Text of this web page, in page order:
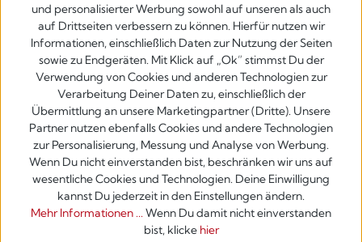
und personalisierter Werbung sowohl auf unseren als auch
auf Drittseiten verbessern zu können. Hierfür nutzen wir
Informationen, einschließlich Daten zur Nutzung der Seiten
sowie zu Endgeräten. Mit Klick auf „Ok” stimmst Du der
Verwendung von Cookies und anderen Technologien zur
Verarbeitung Deiner Daten zu, einschließlich der
Übermittlung an unsere Marketingpartner (Dritte). Unsere
Partner nutzen ebenfalls Cookies und andere Technologien
zur Personalisierung, Messung und Analyse von Werbung.
Wenn Du nicht einverstanden bist, beschränken wir uns auf
wesentliche Cookies und Technologien. Deine Einwilligung
kannst Du jederzeit in den Einstellungen ändern.
Mehr Informationen ...Wenn Du damit nicht einverstanden
bist, klicke hier